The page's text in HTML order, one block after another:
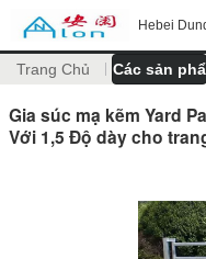
Hebei
Trang Chủ Các sản
Gia súc mạ kẽm Yard
Với 1,5 Độ dày cho